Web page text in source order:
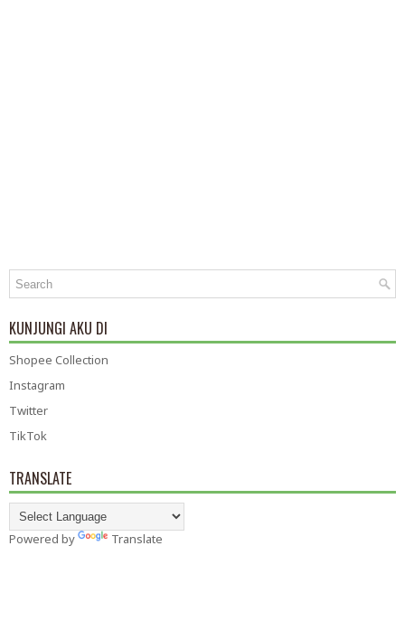
KUNJUNGI AKU DI
Shopee Collection
Instagram
Twitter
TikTok
TRANSLATE
Powered by Translate